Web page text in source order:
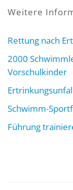
Weitere
Rettung nach
2000
Vorschulkinder
Schwimm-
Führung